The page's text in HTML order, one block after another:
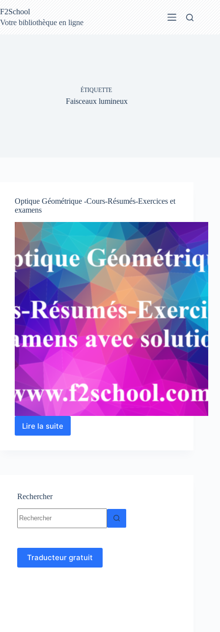
au
contenu
F2School
Votre bibliothèque en ligne
ÉTIQUETTE
Faisceaux lumineux
Optique Géométrique -Cours-Résumés-Exercices et
examens
Lire la suite
Optique
examens
Rechercher
résultat
Traducteur gratuit